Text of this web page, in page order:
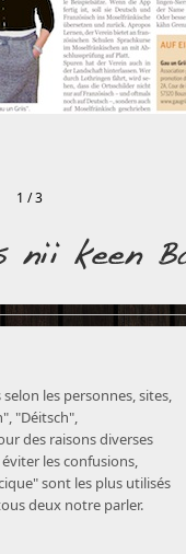
1 / 3
les personnes, sites,
"Déitsch",
des raisons diverses
les confusions,
sont les plus utilisés
deux notre parler.